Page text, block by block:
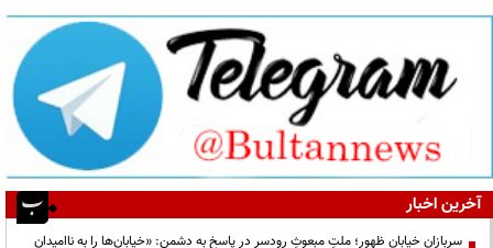
آخرین اخبار
سربازانِ خیابانِ ظهور؛ ملتِ مبعوثِ رودسر در پاسخ به دشمن: «خیابان‌ها را به ناامیدان